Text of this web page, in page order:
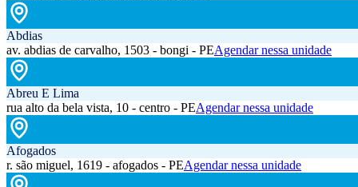
Abdias
av. abdias de carvalho, 1503 - bongi - PEAgendar nessa unidade
Abreu E Lima
rua alto da bela vista, 10 - centro - PEAgendar nessa unidade
Afogados
r. são miguel, 1619 - afogados - PEAgendar nessa unidade